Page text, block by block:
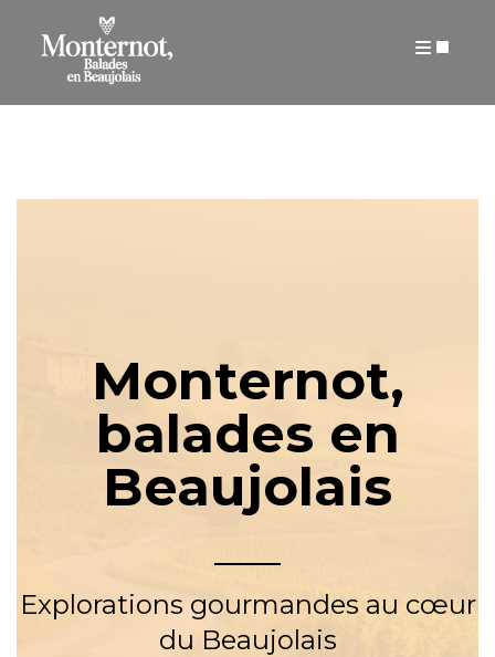
AUTEUR
Monternot,
balades en
Beaujolais
Explorations gourmandes au cœur
du Beaujolais